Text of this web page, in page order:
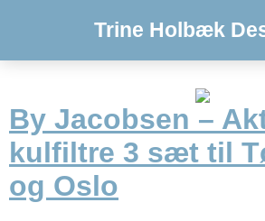
Trine Holbæk
By Jacobsen –
kulfiltre 3 sæt til
og Oslo